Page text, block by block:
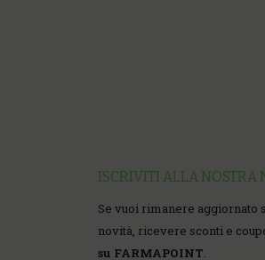
ISCRIVITI ALLA NOSTRA
Se vuoi rimanere aggiornato
novità, ricevere sconti e
su FARMAPOINT.